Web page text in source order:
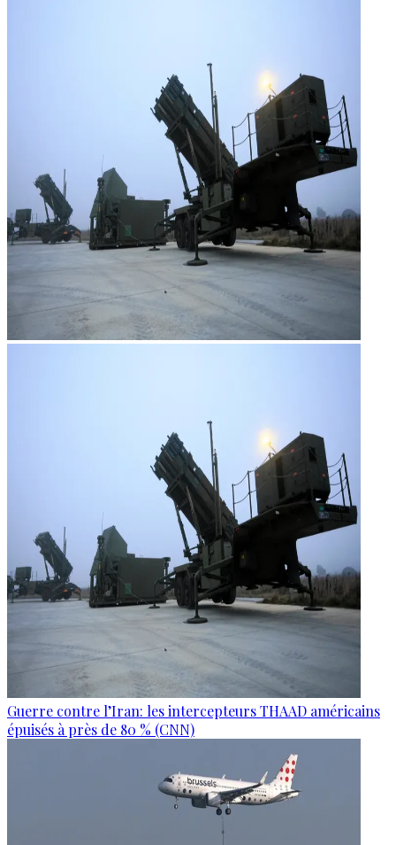
Guerre contre l’Iran: les intercepteurs THAAD américains
épuisés à près de 80 % (CNN)